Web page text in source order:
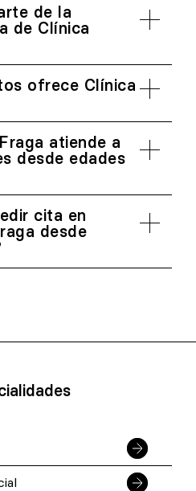
de la
de Clínica
ofrece Clínica
atiende a
desde edades
cita en
desde